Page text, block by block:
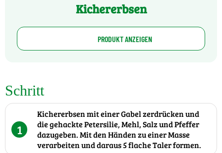
Kichererbsen
PRODUKT ANZEIGEN
Schritt
1
Kichererbsen mit einer Gabel zerdrücken und
die gehackte Petersilie, Mehl, Salz und Pfeffer
dazugeben. Mit den Händen zu einer Masse
verarbeiten und daraus 5 flache Taler formen.